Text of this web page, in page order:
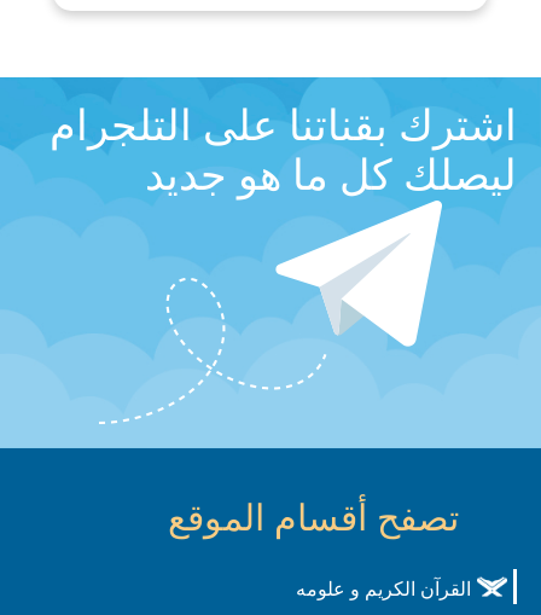
اشترك بقناتنا على التلجرام
ليصلك كل ما هو جديد
تصفح أقسام الموقع
القرآن الكريم و علومه